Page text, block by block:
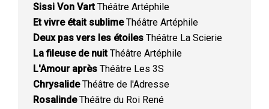
Sissi Von VartThéâtre Artéphile
Et vivre était sublimeThéâtre Artéphile
Deux pas vers les étoiles Théâtre La Scierie
La fileuse de nuitThéâtre Artéphile
L'Amour après Théâtre Les 3S
ChrysalideThéâtre de l'Adresse
RosalindeThéâtre du Roi René